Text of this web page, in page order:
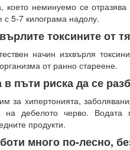
което неминуемо се
5-7 килограма надолу.
токсините от
начин изхвърля
от ранно стареене.
пъти риска да се
за хипертонията,
на дебелото черво. Водата
продукти.
много по-лесно,